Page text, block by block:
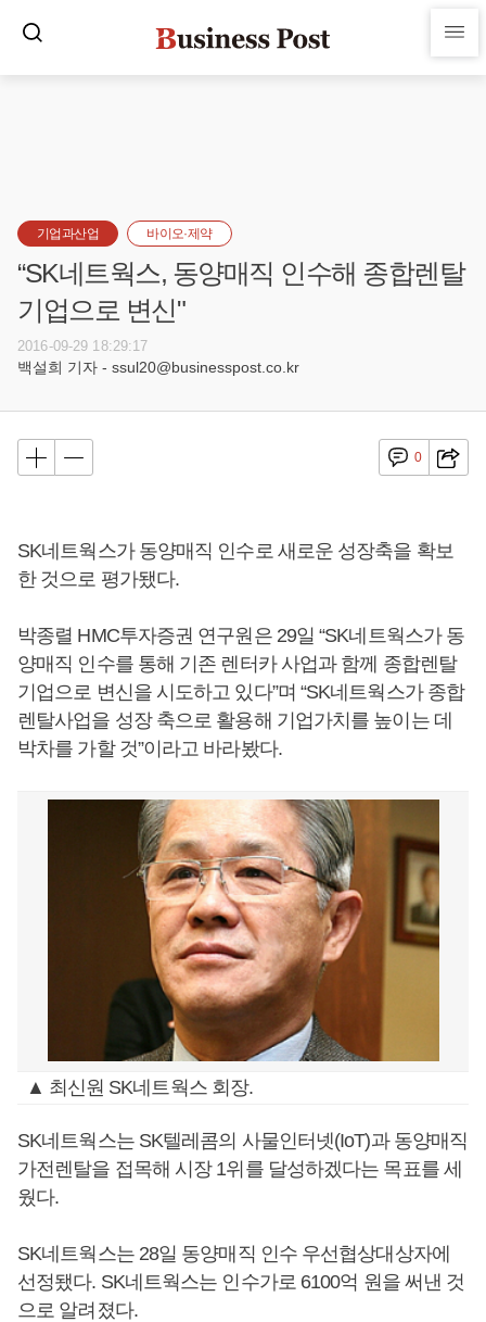
기업과산업 바이오·제약
“SK네트웍스, 동양매직 인수해 종합렌탈
기업으로 변신"
2016-09-29 18:29:17
백설희 기자 - ssul20@businesspost.co.kr
0
SK네트웍스가 동양매직 인수로 새로운 성장축을 확보
한 것으로 평가됐다.
박종렬 HMC투자증권 연구원은 29일 “SK네트웍스가 동
양매직 인수를 통해 기존 렌터카 사업과 함께 종합렌탈
기업으로 변신을 시도하고 있다”며 “SK네트웍스가 종합
렌탈사업을 성장 축으로 활용해 기업가치를 높이는 데
박차를 가할 것”이라고 바라봤다.
▲ 최신원 SK네트웍스 회장.
SK네트웍스는 SK텔레콤의 사물인터넷(IoT)과 동양매직
가전렌탈을 접목해 시장 1위를 달성하겠다는 목표를 세
웠다.
SK네트웍스는 28일 동양매직 인수 우선협상대상자에
선정됐다. SK네트웍스는 인수가로 6100억 원을 써낸 것
으로 알려졌다.